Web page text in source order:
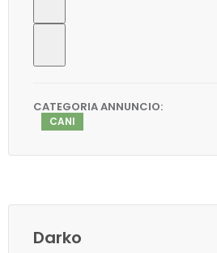
CATEGORIA ANNUNCIO:
CANI
Darko